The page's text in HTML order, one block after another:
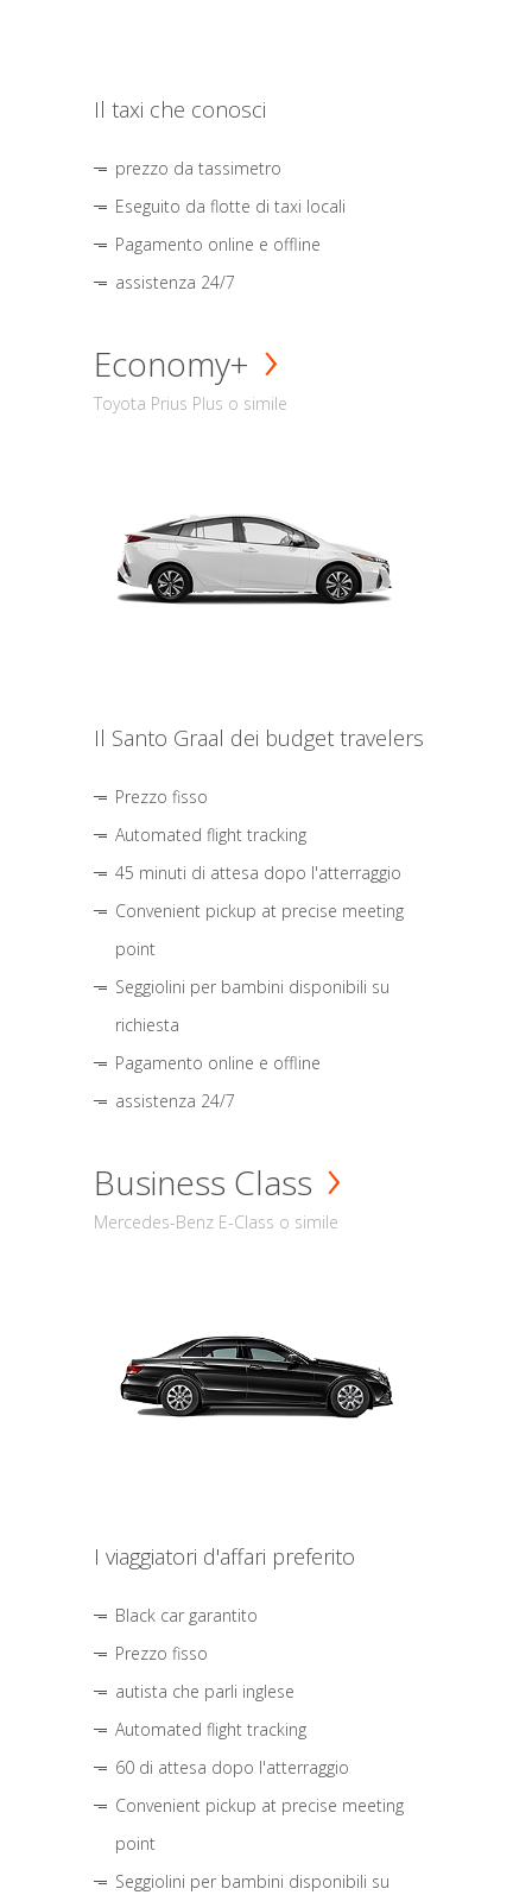
Il taxi che conosci
prezzo da tassimetro
Eseguito da flotte di taxi locali
Pagamento online e offline
assistenza 24/7
Economy+
Toyota Prius Plus o simile
Il Santo Graal dei budget travelers
Prezzo fisso
Automated flight tracking
45 minuti di attesa dopo l'atterraggio
Convenient pickup at precise meeting
point
Seggiolini per bambini disponibili su
richiesta
Pagamento online e offline
assistenza 24/7
Business Class
Mercedes-Benz E-Class o simile
I viaggiatori d'affari preferito
Black car garantito
Prezzo fisso
autista che parli inglese
Automated flight tracking
60 di attesa dopo l'atterraggio
Convenient pickup at precise meeting
point
Seggiolini per bambini disponibili su